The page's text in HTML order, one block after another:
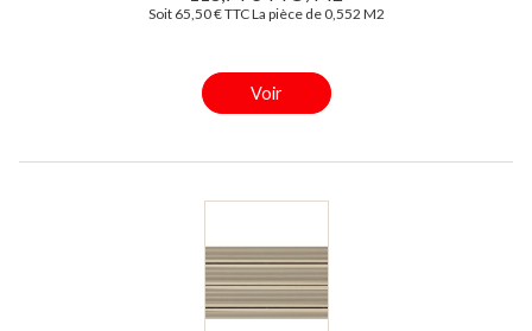
Soit 65,50 € TTC La pièce de 0,552 M2
Voir